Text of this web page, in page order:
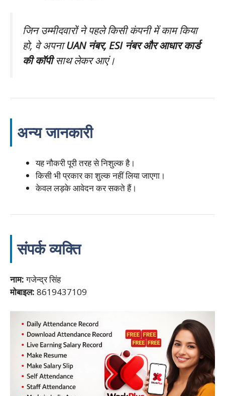
जिन उम्मीदवारों ने पहले किसी कंपनी में काम किया
हो, वे अपनाUAN नंबर, ESI नंबर और आधार कार्ड
की कॉपीसाथ लेकर आएं।
अन्य जानकारी
यह नौकरी पूरी तरह से निशुल्क है।
किसी भी प्रकार का शुल्क नहीं लिया जाएगा।
केवल लड़के आवेदन कर सकते हैं।
संपर्क व्यक्ति
नाम:गजेन्द्र सिंह
मोबाइल: 8619437109